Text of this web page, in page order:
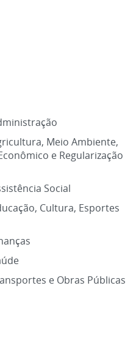
Meio Ambiente,
e Regularização
Social
Cultura, Esportes
e Obras Públicas